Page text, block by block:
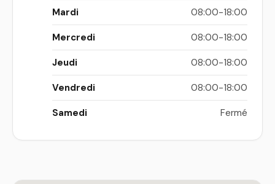
Mardi 08:00-18:00
Mercredi 08:00-18:00
Jeudi 08:00-18:00
Vendredi 08:00-18:00
Samedi Fermé